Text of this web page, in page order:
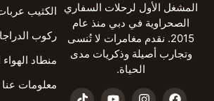
المشغل الأول لرحلات السفاري
الصحراوية في دبي منذ عام
2015. نقدم مغامرات لا تُنسى
وتجارب أصيلة وذكريات مدى
الحياة.
الكثيب
ركوب
منطاد
معلومات عنا